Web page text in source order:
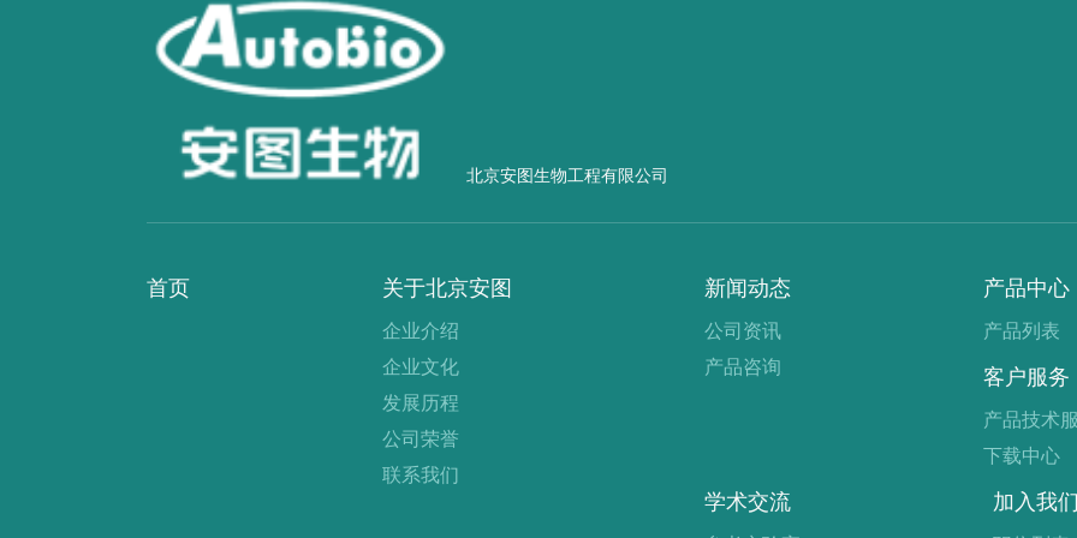
北京安图生物工程有限公司
首页 关于北京安图
企业介绍
企业文化
发展历程
公司荣誉
联系我们
新闻动态
公司资讯
产品咨询
产品中心
产品列表
客户服务
产品技术
下载中心
学术交流 加入我